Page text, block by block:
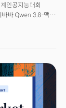
인공지능대회
바바 Qwen 3.8-맥스
운 점은 중국이
칭'은 지금까지
무한하다'는
구글은 자본지출
했습니다. 이번 주
AI 일대일로를